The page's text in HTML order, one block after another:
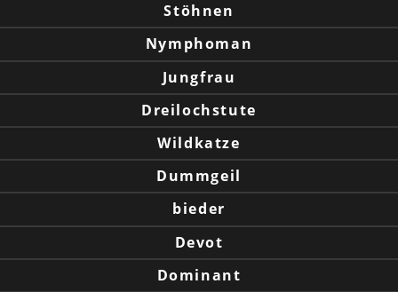
Stöhnen
Nymphoman
Jungfrau
Dreilochstute
Wildkatze
Dummgeil
bieder
Devot
Dominant